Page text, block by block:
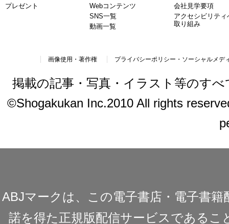
プレゼント
Webコンテンツ
SNS一覧
動画一覧
会社見学要項
アクセシビリティ
取り組み
画像使用・著作権 プライバシーポリシー・ソーシャルメデ
掲載の記事・写真・イラスト等のす
©Shogakukan Inc.2010 All rights
ABJマークは、この電子書店・電子書
諾を得た正規版配信サービスであるこ